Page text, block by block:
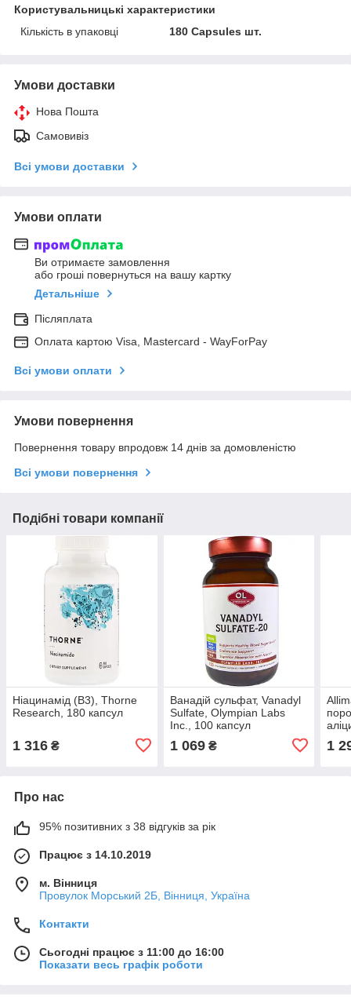
Користувальницькі характеристики
Кількість в упаковці
180 Capsules шт.
Умови доставки
Нова Пошта
Самовивіз
Всі умови доставки
Умови оплати
Ви отримаєте замовлення
або гроші повернуться на вашу картку
Детальніше
Післяплата
Оплата картою Visa, Mastercard - WayForPay
Всі умови оплати
Умови повернення
Повернення товару впродовж 14 днів за домовленістю
Всі умови повернення
Подібні товари компанії
Ніацинамід (В3), Thorne
Research, 180 капсул
1 316 ₴
Ванадій сульфат, Vanadyl
Sulfate, Olympian Labs
Inc., 100 капсул
1 069₴ 1
Про нас
95% позитивних з 38 відгуків за рік
Працює з 14.10.2019
м. Вінниця
Провулок Морський 2Б, Вінниця, Україна
Контакти
Сьогодні працює з 11:00 до 16:00
Показати весь графік роботи